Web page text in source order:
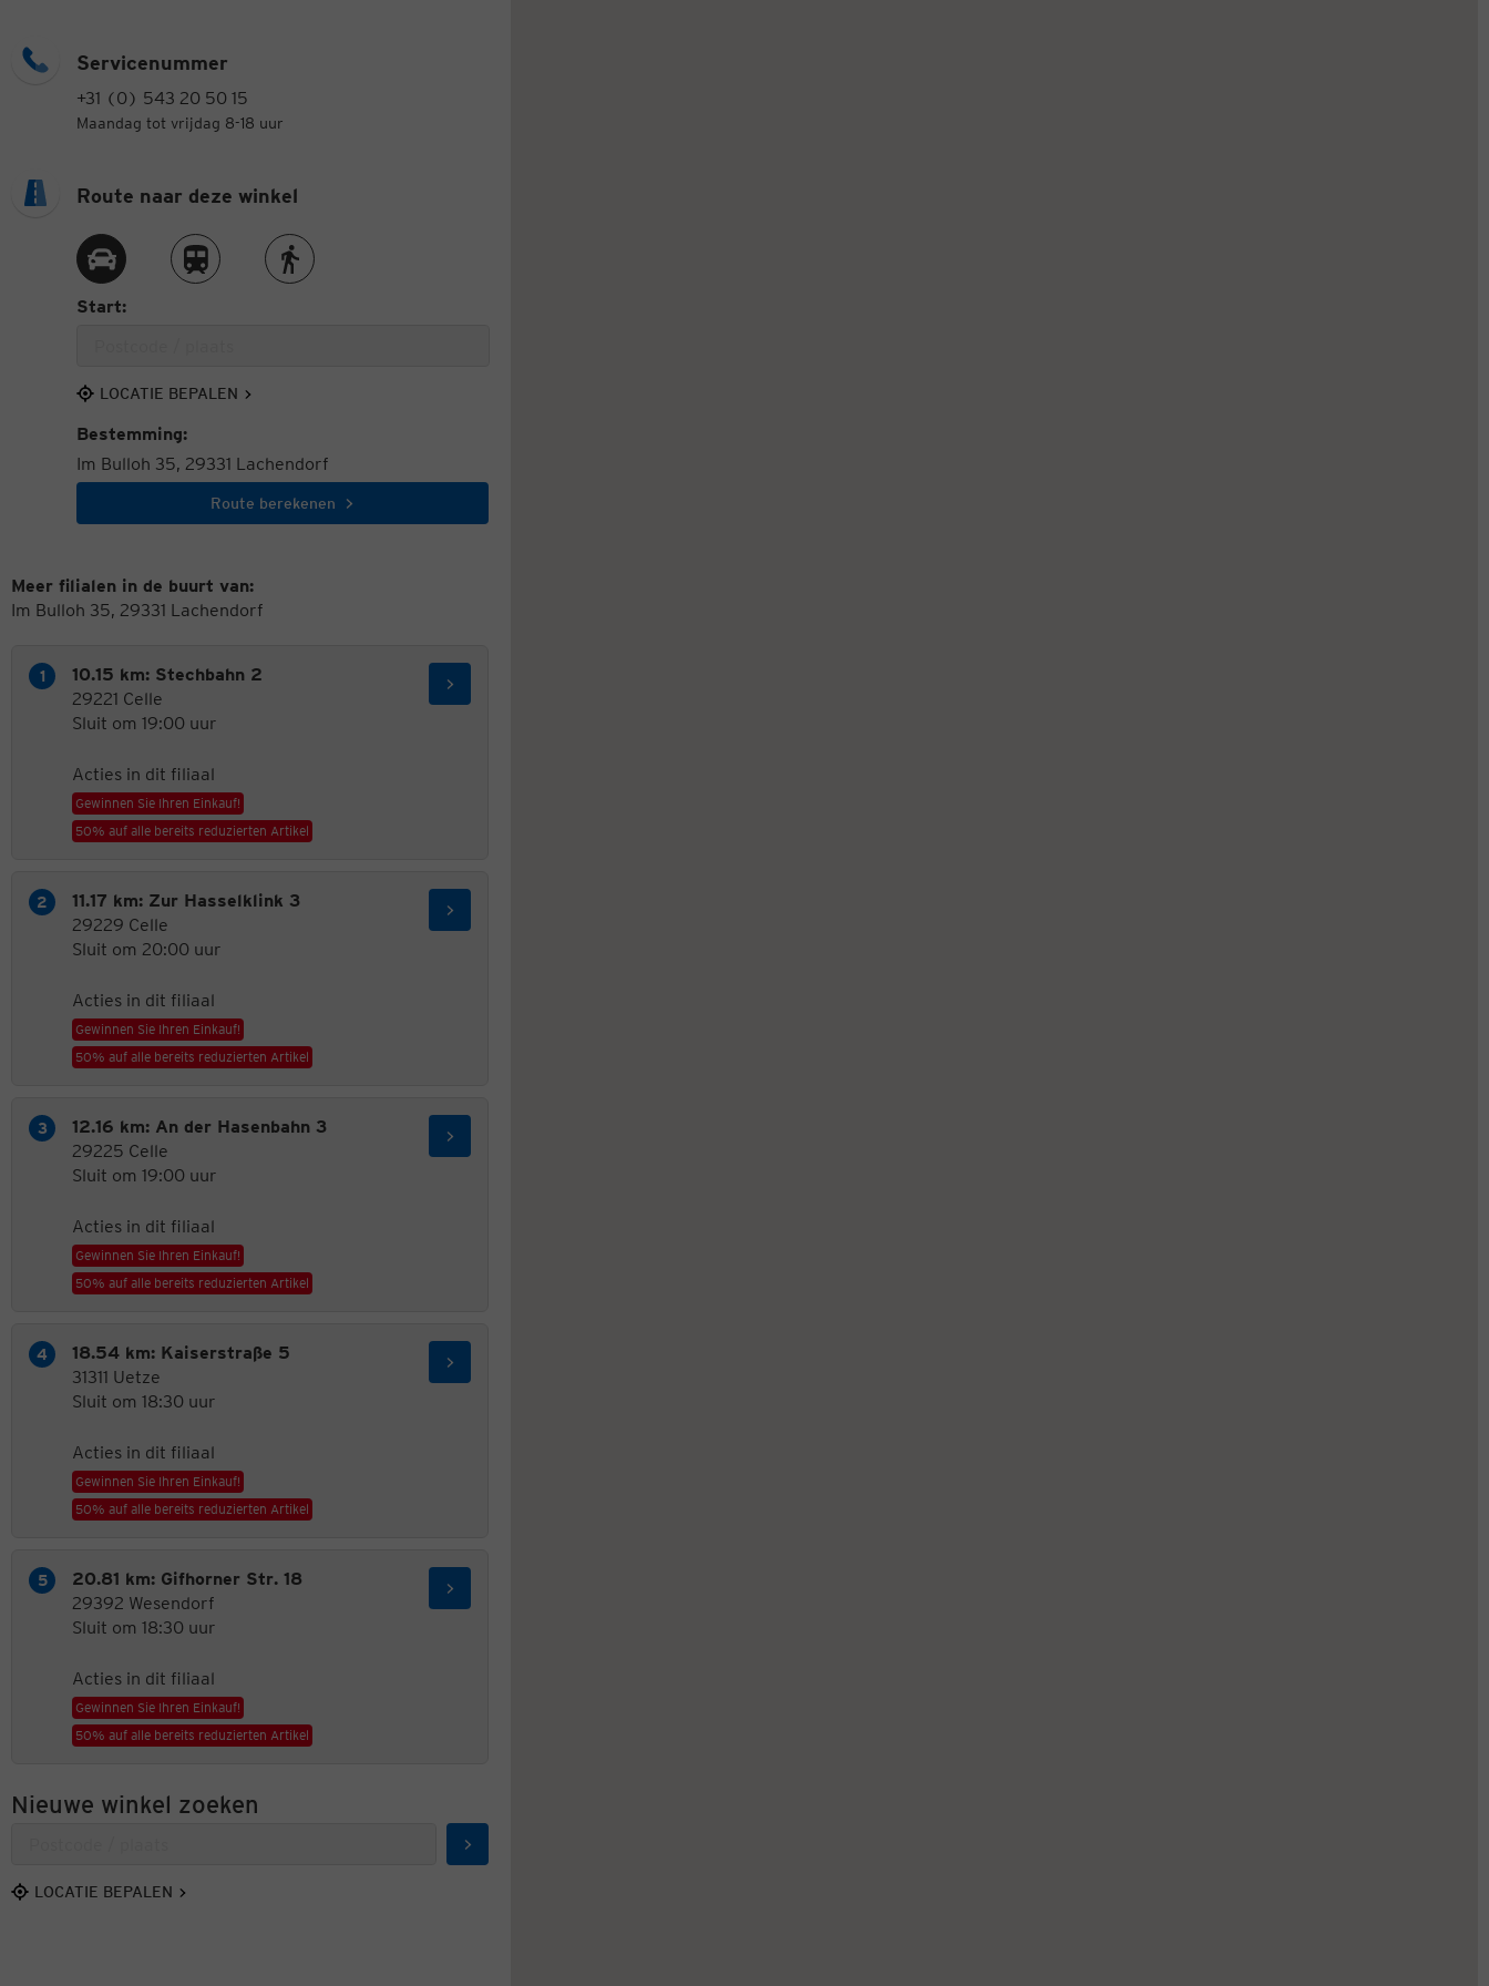
Servicenummer
+31 (0) 543 20 50 15
Maandag tot vrijdag 8-18 uur
Route naar deze winkel
Route met de autoRoute met de treinRoute te voet
Start:
LOCATIE BEPALEN
Bestemming:
Im Bulloh 35, 29331 Lachendorf
Route berekenen
Meer filialen in de buurt van:
Im Bulloh 35, 29331 Lachendorf
10.15 km: Stechbahn 2
29221 Celle
Sluit om 19:00 uur
Acties in dit filiaal
Gewinnen Sie Ihren Einkauf!
50% auf alle bereits reduzierten Artikel
11.17 km: Zur Hasselklink 3
29229 Celle
Sluit om 20:00 uur
Acties in dit filiaal
Gewinnen Sie Ihren Einkauf!
50% auf alle bereits reduzierten Artikel
12.16 km: An der Hasenbahn 3
29225 Celle
Sluit om 19:00 uur
Acties in dit filiaal
Gewinnen Sie Ihren Einkauf!
50% auf alle bereits reduzierten Artikel
18.54 km: Kaiserstraße 5
31311 Uetze
Sluit om 18:30 uur
Acties in dit filiaal
Gewinnen Sie Ihren Einkauf!
50% auf alle bereits reduzierten Artikel
20.81 km: Gifhorner Str. 18
29392 Wesendorf
Sluit om 18:30 uur
Acties in dit filiaal
Gewinnen Sie Ihren Einkauf!
50% auf alle bereits reduzierten Artikel
Nieuwe winkel zoeken
Zoeken
LOCATIE BEPALEN